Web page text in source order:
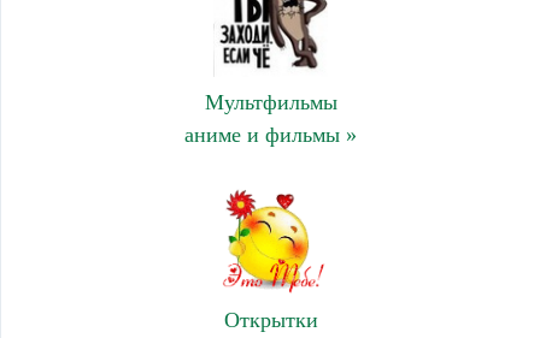
Мультфильмы
аниме и фильмы »
Открытки